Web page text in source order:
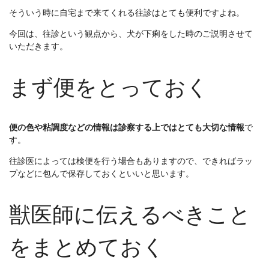
そういう時に自宅まで来てくれる往診はとても便利ですよね。
今回は、往診という観点から、犬が下痢をした時のご説明させて
いただきます。
まず便をとっておく
便の色や粘調度などの情報は診察する上ではとても大切な情報で
す。
往診医によっては検便を行う場合もありますので、できればラッ
プなどに包んで保存しておくといいと思います。
獣医師に伝えるべきこと
をまとめておく